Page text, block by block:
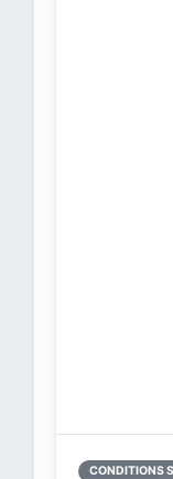
CONDITIONS